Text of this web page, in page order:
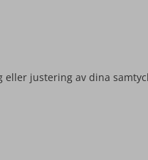
justering av dina